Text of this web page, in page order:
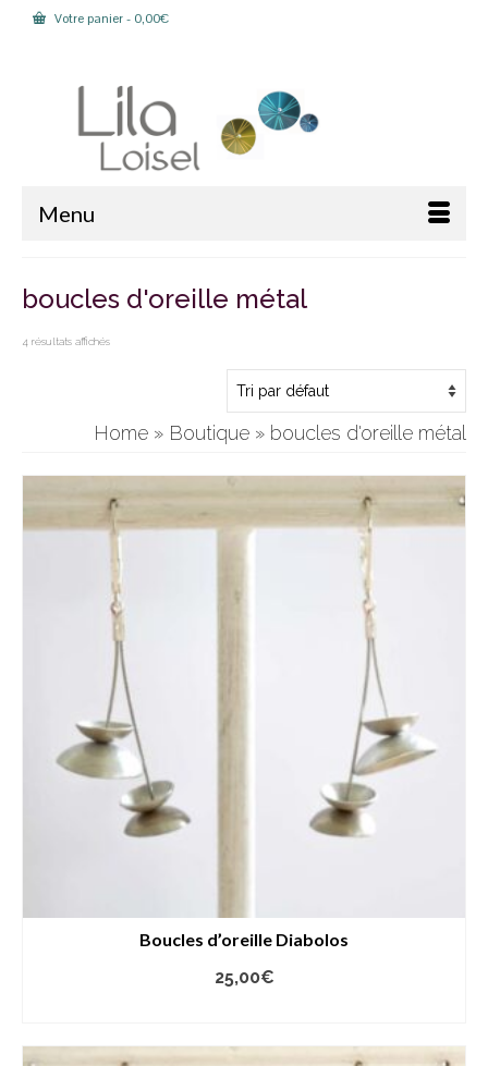
Votre panier- 0,00€
Menu
boucles d'oreille métal
4 résultats affichés
Home » Boutique » boucles d'oreille métal
Boucles d’oreille Diabolos
25,00€